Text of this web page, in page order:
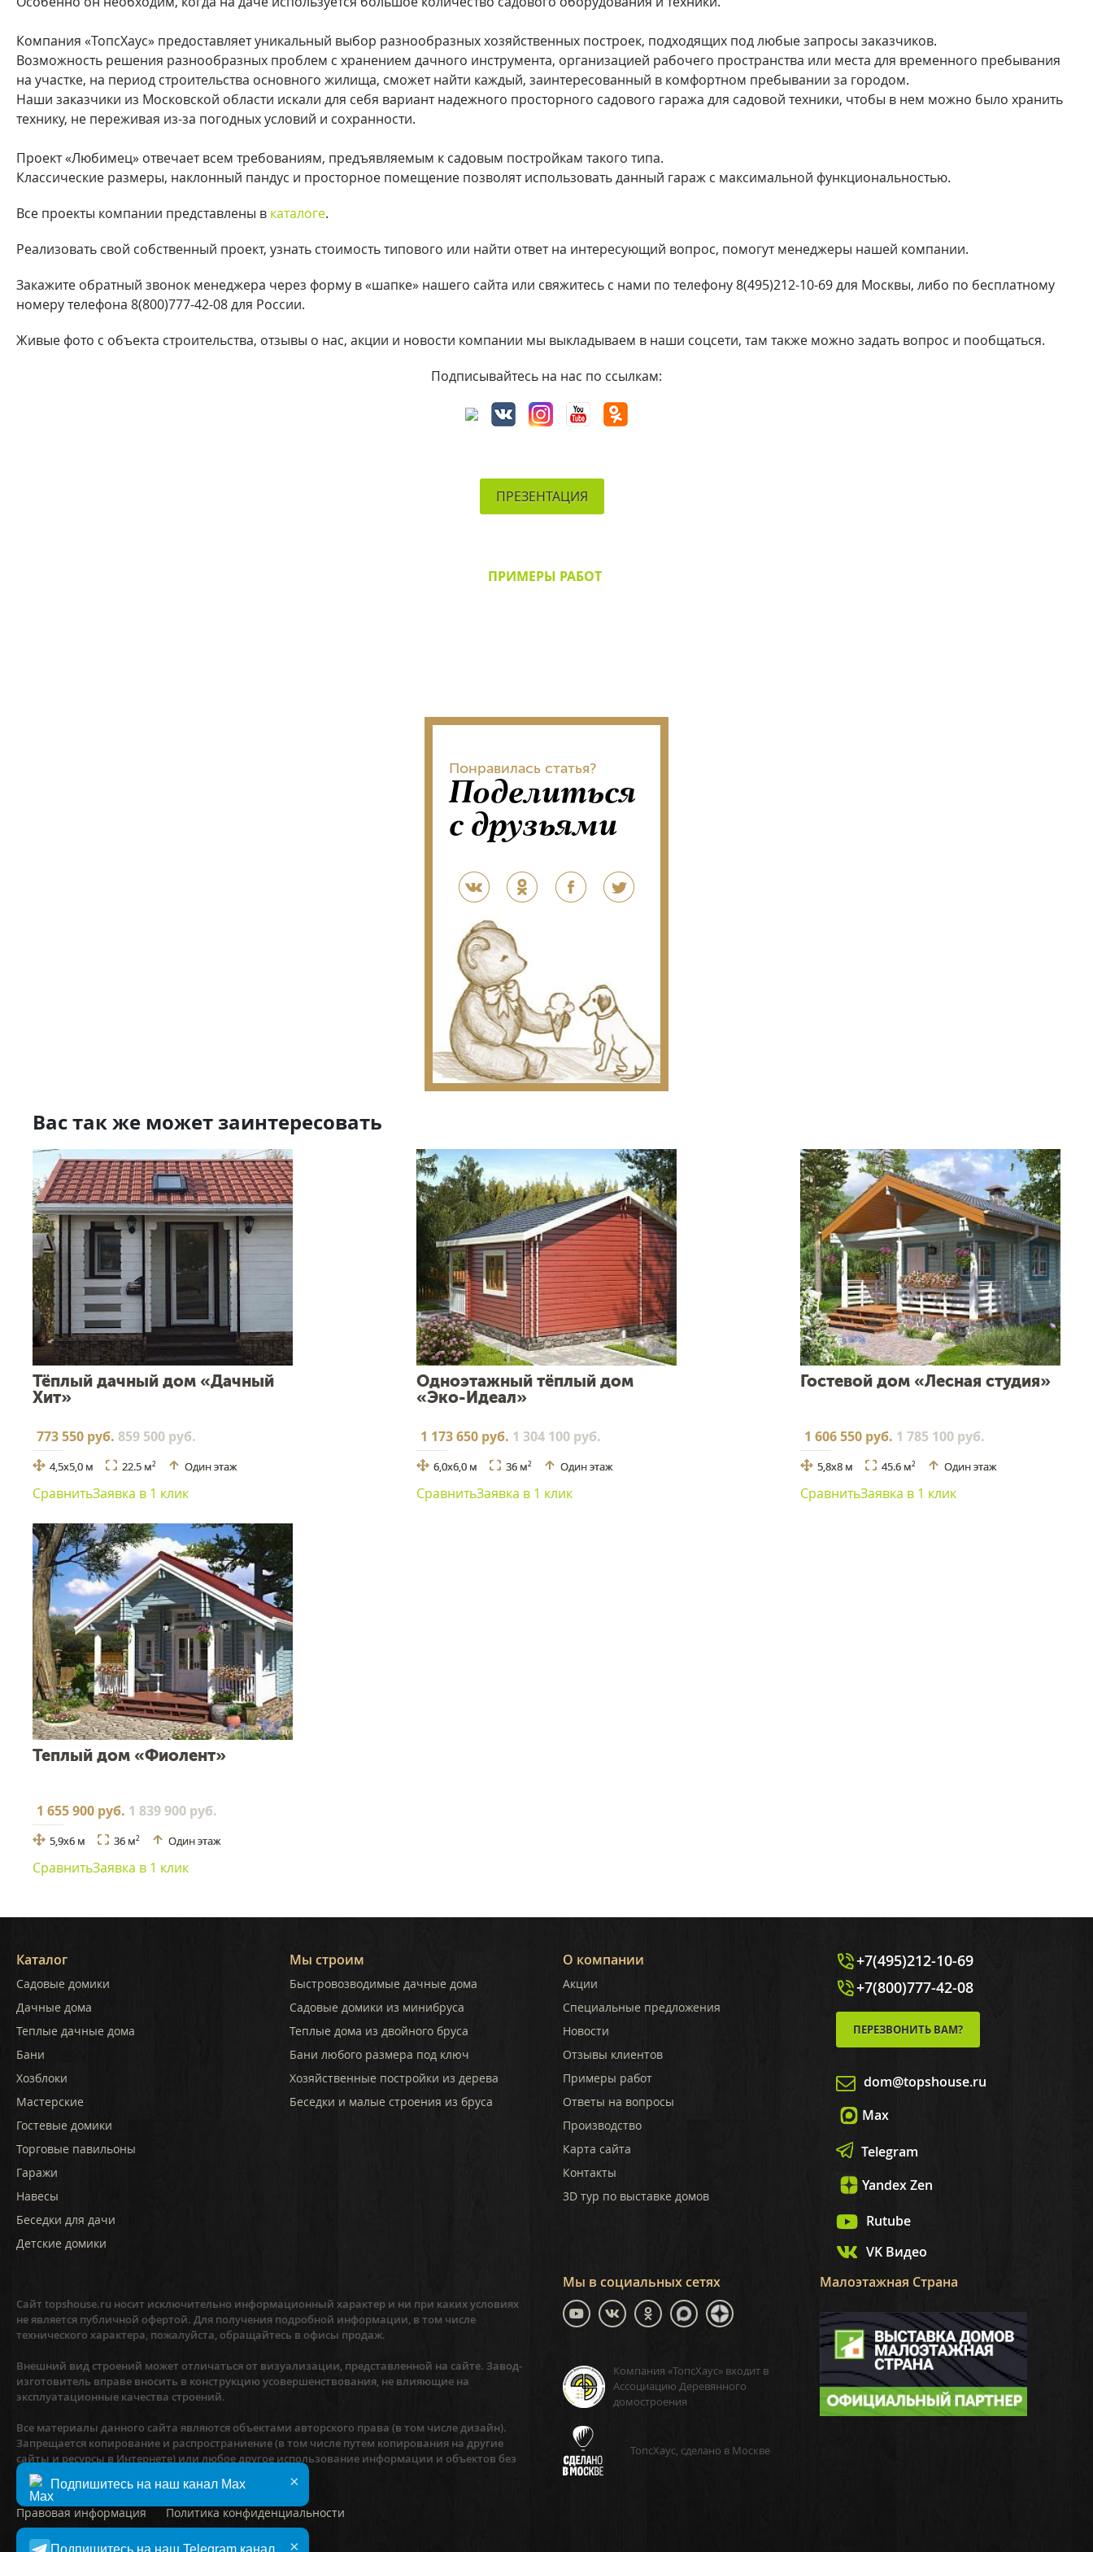
Компания «ТопсХаус» предоставляет уникальный выбор разнообразных хозяйственных построек, подходящих под любые запросы заказчиков.
Возможность решения разнообразных проблем с хранением дачного инструмента, организацией рабочего пространства или места для временного пребывания
на участке, на период строительства основного жилища, сможет найти каждый, заинтересованный в комфортном пребывании за городом.
Наши заказчики из Московской области искали для себя вариант надежного просторного садового гаража для садовой техники, чтобы в нем можно было хранить
технику, не переживая из-за погодных условий и сохранности.
Проект «Любимец» отвечает всем требованиям, предъявляемым к садовым постройкам такого типа.
Классические размеры, наклонный пандус и просторное помещение позволят использовать данный гараж с максимальной функциональностью.
Все проекты компании представлены в каталоге.
Реализовать свой собственный проект, узнать стоимость типового или найти ответ на интересующий вопрос, помогут менеджеры нашей компании.
Закажите обратный звонок менеджера через форму в «шапке» нашего сайта или свяжитесь с нами по телефону 8(495)212-10-69 для Москвы, либо по бесплатному
номеру телефона 8(800)777-42-08 для России.
Живые фото с объекта строительства, отзывы о нас, акции и новости компании мы выкладываем в наши соцсети, там также можно задать вопрос и пообщаться.
Подписывайтесь на нас по ссылкам:
ПРЕЗЕНТАЦИЯ
ПРИМЕРЫ РАБОТ
Понравилась статья?
Поделиться
с друзьями
Вас так же может заинтересовать
Тёплый дачный дом «Дачный
Хит»
773 550 руб. 859 500 руб.
4,5х5,0 м 22.5 м2 Один этаж
СравнитьЗаявка в 1 клик
Одноэтажный тёплый дом
«Эко-Идеал»
1 173 650 руб. 1 304 100 руб.
6,0х6,0 м 36 м2 Один этаж
СравнитьЗаявка в 1 клик
Гостевой дом «Лесная студия»
1 606 550 руб. 1 785 100 руб.
5,8x8 м 45.6 м2 Один этаж
СравнитьЗаявка в 1 клик
Теплый дом «Фиолент»
1 655 900 руб. 1 839 900 руб.
5,9x6 м 36 м2 Один этаж
СравнитьЗаявка в 1 клик
Каталог
Садовые домики
Дачные дома
Теплые дачные дома
Бани
Хозблоки
Мастерские
Гостевые домики
Торговые павильоны
Гаражи
Навесы
Беседки для дачи
Детские домики
Мы строим
Быстровозводимые дачные дома
Садовые домики из минибруса
Теплые дома из двойного бруса
Бани любого размера под ключ
Хозяйственные постройки из дерева
Беседки и малые строения из бруса
О компании
Акции
Специальные предложения
Новости
Отзывы клиентов
Примеры работ
Ответы на вопросы
Производство
Карта сайта
Контакты
3D тур по выставке домов
+7(495)212-10-69
+7(800)777-42-08
ПЕРЕЗВОНИТЬ ВАМ?
dom@topshouse.ru
Max
Telegram
Yandex Zen
Rutube
VK Видео
Мы в социальных сетях
Компания «ТопсХаус» входит в
Ассоциацию Деревянного
домостроения
ТопсХаус, сделано в Москве
Малоэтажная Страна
Сайт topshouse.ru носит исключительно информационный характер и ни при каких условиях
не является публичной офертой. Для получения подробной информации, в том числе
технического характера, пожалуйста, обращайтесь в офисы продаж.
Внешний вид строений может отличаться от визуализации, представленной на сайте. Завод-
изготовитель вправе вносить в конструкцию усовершенствования, не влияющие на
эксплуатационные качества строений.
Все материалы данного сайта являются объектами авторского права (в том числе дизайн).
Запрещается копирование и распространиение (в том числе путем копирования на другие
сайты и ресурсы в Интернете) или любое другое использование информации и объектов без
предварительного согласия правообладателя.
Правовая информация Политика конфиденциальности
2010–2026Компания «ТопсХаус» ×
Подпишитесь на наш Telegram канал
×
Подпишитесь на наш канал Max